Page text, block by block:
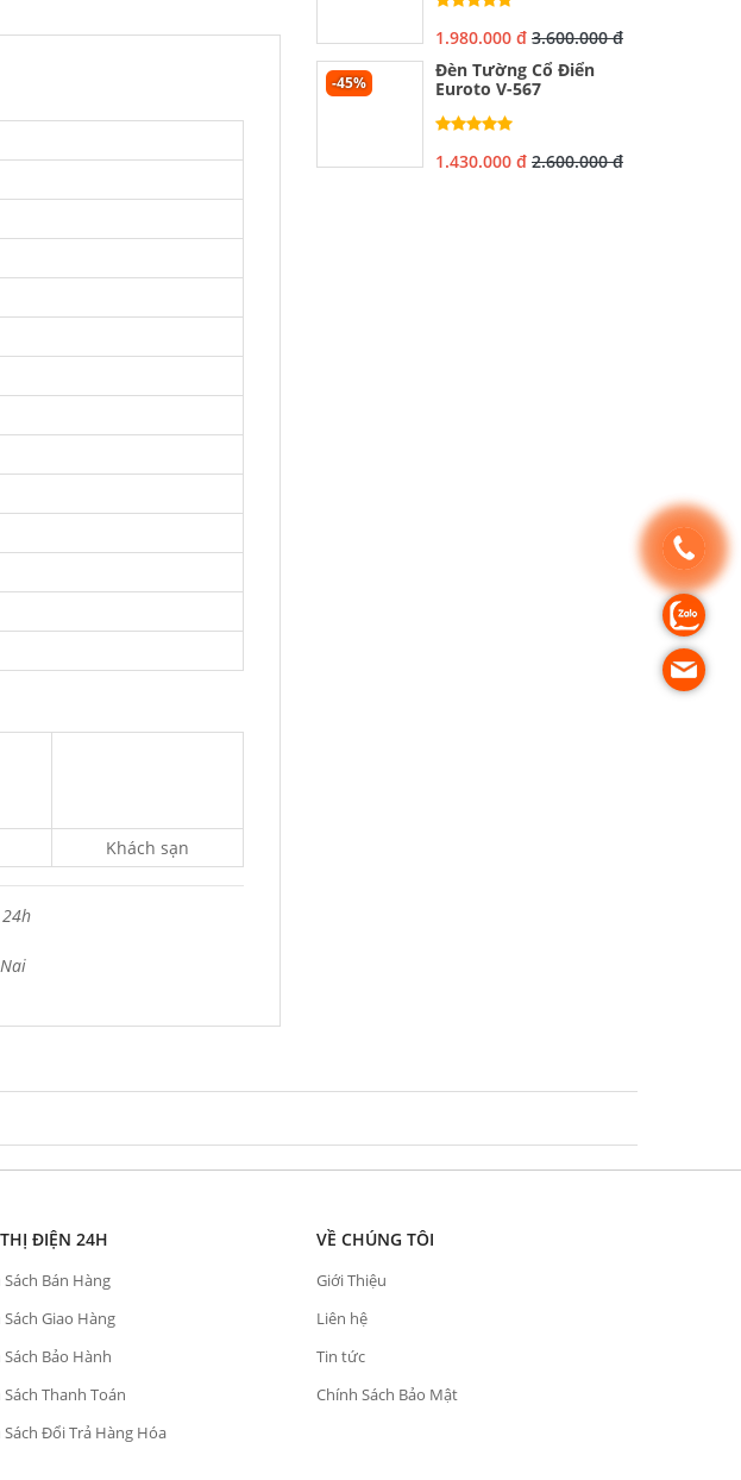
Khách sạn
1.980.000 đ 3.600.000 đ
-45%
Đèn Tường Cổ Điển
Euroto V-567
1.430.000 đ 2.600.000 đ
ĐIỆN 24H
Bán Hàng
Giao Hàng
Bảo Hành
Thanh Toán
Sách Đổi Trả Hàng Hóa
VỀ CHÚNG TÔI
Giới Thiệu
Liên hệ
Tin tức
Chính Sách Bảo Mật